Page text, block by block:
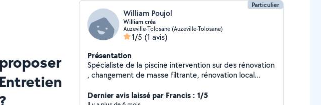
Particulier
William Poujol
William créa
Auzeville-Tolosane (Auzeville-Tolosane)
1/5 (1 avis)
Présentation
Spécialiste de la piscine intervention sur des rénovation
, changement de masse filtrante, rénovation local
Dernier avis laissé par Francis : 1/5